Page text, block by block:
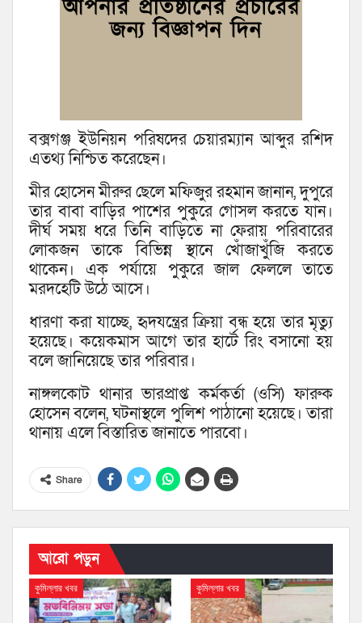
বক্সগঞ্জ ইউনিয়ন পরিষদের চেয়ারম্যান আব্দুর রশিদ
এতথ্য নিশ্চিত করেছেন।
মীর হোসেন মীরুর ছেলে মফিজুর রহমান জানান, দুপুরে
তার বাবা বাড়ির পাশের পুকুরে গোসল করতে যান।
দীর্ঘ সময় ধরে তিনি বাড়িতে না ফেরায় পরিবারের
লোকজন তাকে বিভিন্ন স্থানে খোঁজাখুঁজি করতে
থাকেন। এক পর্যায়ে পুকুরে জাল ফেললে তাতে
মরদহেটি উঠে আসে।
ধারণা করা যাচ্ছে, হৃদযন্ত্রের ক্রিয়া বন্ধ হয়ে তার মৃত্যু
হয়েছে। কয়েকমাস আগে তার হার্টে রিং বসানো হয়
বলে জানিয়েছে তার পরিবার।
নাঙ্গলকোট থানার ভারপ্রাপ্ত কর্মকর্তা (ওসি) ফারুক
হোসেন বলেন, ঘটনাস্থলে পুলিশ পাঠানো হয়েছে। তারা
থানায় এলে বিস্তারিত জানাতে পারবো।
Share
আরো পড়ুন
কুমিল্লার খবর কুমিল্লার খবর